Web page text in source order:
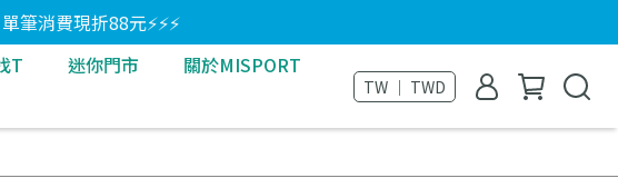
消費現折88元⚡⚡⚡
T 迷你門市
關於MISPORT
TW ｜ TWD